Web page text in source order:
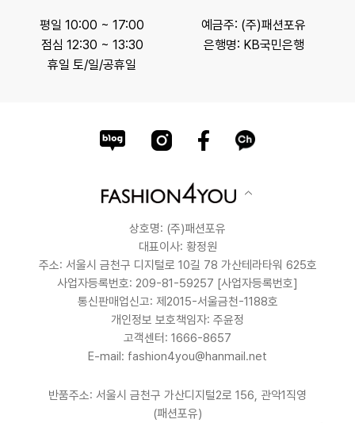
평일 10:00 ~ 17:00
점심 12:30 ~ 13:30
휴일 토/일/공휴일
예금주: (주)패션포유
은행명: KB국민은행
상호명: (주)패션포유
대표이사: 황정원
주소: 서울시 금천구 디지털로 10길 78 가산테라타워 625호
사업자등록번호: 209-81-59257 [사업자등록번호]
통신판매업신고: 제2015-서울금천-1188호
개인정보 보호책임자: 주윤정
고객센터: 1666-8657
E-mail: fashion4you@hanmail.net
반품주소: 서울시 금천구 가산디지털2로 156, 관악1직영
(패션포유)